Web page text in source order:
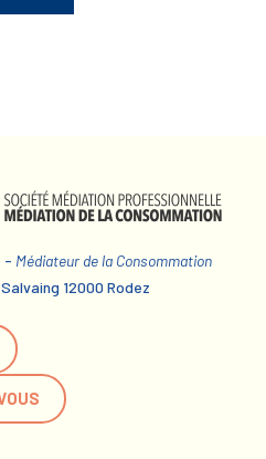
- Médiateur de la Consommation
12000 Rodez